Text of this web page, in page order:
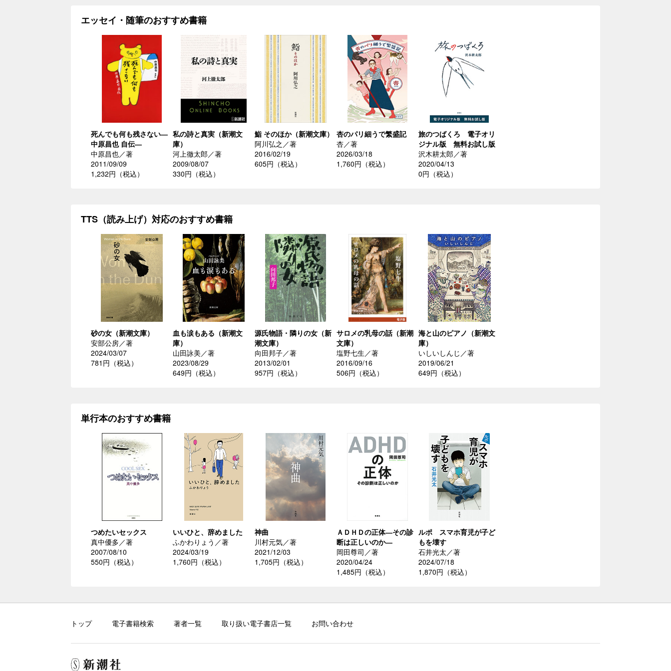
エッセイ・随筆のおすすめ書籍
死んでも何も残さない―
中原昌也 自伝―
中原昌也／著
2011/09/09
1,232円（税込）
私の詩と真実（新潮文
庫）
河上徹太郎／著
2009/08/07
330円（税込）
鮨 そのほか（新潮文庫）
阿川弘之／著
2016/02/19
605円（税込）
杏のパリ細うで繁盛記
杏／著
2026/03/18
1,760円（税込）
旅のつばくろ 電子オリ
ジナル版 無料お試し版
沢木耕太郎／著
2020/04/13
0円（税込）
TTS（読み上げ）対応のおすすめ書籍
砂の女（新潮文庫）
安部公房／著
2024/03/07
781円（税込）
血も涙もある（新潮文
庫）
山田詠美／著
2023/08/29
649円（税込）
源氏物語・隣りの女（新
潮文庫）
向田邦子／著
2013/02/01
957円（税込）
サロメの乳母の話（新潮
文庫）
塩野七生／著
2016/09/16
506円（税込）
海と山のピアノ（新潮文
庫）
いしいしんじ／著
2019/06/21
649円（税込）
単行本のおすすめ書籍
つめたいセックス
真中優多／著
2007/08/10
550円（税込）
いいひと、辞めました
ふかわりょう／著
2024/03/19
1,760円（税込）
神曲
川村元気／著
2021/12/03
1,705円（税込）
ＡＤＨＤの正体―その診
断は正しいのか―
岡田尊司／著
2020/04/24
1,485円（税込）
ルポ スマホ育児が子ど
もを壊す
石井光太／著
2024/07/18
1,870円（税込）
トップ 電子書籍検索 著者一覧 取り扱い電子書店一覧 お問い合わせ